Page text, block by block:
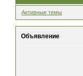
Активные темы
Объявление